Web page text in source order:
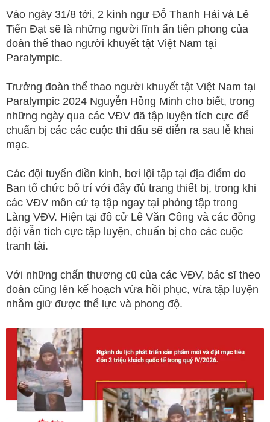
Vào ngày 31/8 tới, 2 kình ngư Đỗ Thanh Hải và Lê
Tiến Đạt sẽ là những người lĩnh ấn tiên phong của
đoàn thể thao người khuyết tật Việt Nam tại
Paralympic.
Trưởng đoàn thể thao người khuyết tật Việt Nam tại
Paralympic 2024 Nguyễn Hồng Minh cho biết, trong
những ngày qua các VĐV đã tập luyện tích cực để
chuẩn bị các các cuộc thi đấu sẽ diễn ra sau lễ khai
mạc.
Các đội tuyển điền kinh, bơi lội tập tại địa điểm do
Ban tổ chức bố trí với đầy đủ trang thiết bị, trong khi
các VĐV môn cử tạ tập ngay tại phòng tập trong
Làng VĐV. Hiện tại đô cử Lê Văn Công và các đồng
đội vẫn tích cực tập luyện, chuẩn bị cho các cuộc
tranh tài.
Với những chấn thương cũ của các VĐV, bác sĩ theo
đoàn cũng lên kế hoạch vừa hồi phục, vừa tập luyện
nhằm giữ được thể lực và phong độ.